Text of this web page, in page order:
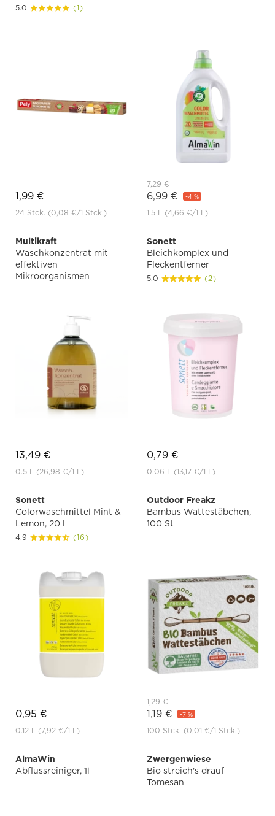
5.0 (1)
1,99 €
24 Stck. (0,08 €/1 Stck.)
7,29 €
6,99 € -4 %
1.5 L (4,66 €/1 L)
Multikraft
Waschkonzentrat mit
effektiven
Mikroorganismen
13,49 €
0.5 L (26,98 €/1 L)
Sonett
Bleichkomplex und
Fleckentferner
5.0 (2)
0,79 €
0.06 L (13,17 €/1 L)
Sonett
Colorwaschmittel Mint &
Lemon, 20 l
4.9 (16)
0,95 €
0.12 L (7,92 €/1 L)
Outdoor Freakz
Bambus Wattestäbchen,
100 St
1,29 €
1,19 € -7 %
100 Stck. (0,01 €/1 Stck.)
AlmaWin
Abflussreiniger, 1l
Zwergenwiese
Bio streich's drauf
Tomesan